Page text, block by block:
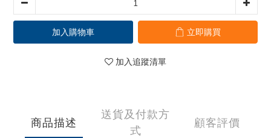
加入購物車 立即購買
加入追蹤清單
商品描述
送貨及付款方
式
顧客評價